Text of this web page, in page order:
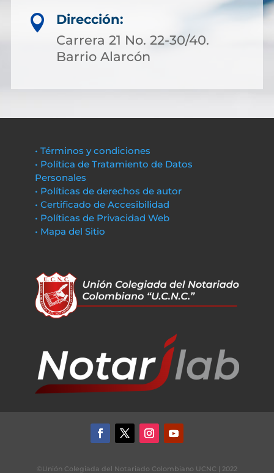

Dirección:
Carrera 21 No. 22-30/40.
Barrio Alarcón
• Términos y condiciones
• Política de Tratamiento de Datos
Personales
• Políticas de derechos de autor
• Certificado de Accesibilidad
• Políticas de Privacidad Web
• Mapa del Sitio
©Unión Colegiada del Notariado Colombiano UCNC | 2022